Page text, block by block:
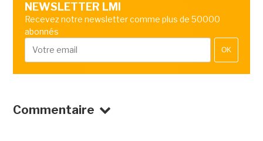
NEWSLETTER LMI
Recevez notre newsletter comme plus de 50000
abonnés
OK
Commentaire